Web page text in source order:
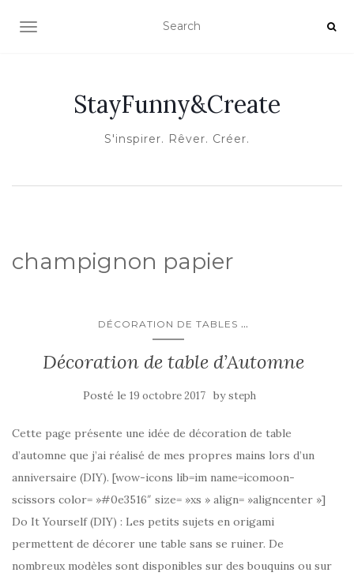
OUVRIR/FERMER LA NAVIGATION
StayFunny&Create
S'inspirer. Rêver. Créer.
champignon papier
DÉCORATION DE TABLES ...
Décoration de table d’Automne
Posté le 19 octobre 2017 bysteph
Cette page présente une idée de décoration de table
d’automne que j’ai réalisé de mes propres mains lors d’un
anniversaire (DIY). [wow-icons lib=im name=icomoon-
scissors color= »#0e3516″ size= »xs » align= »aligncenter »]
Do It Yourself (DIY) : Les petits sujets en origami
permettent de décorer une table sans se ruiner. De
nombreux modèles sont disponibles sur des bouquins ou sur